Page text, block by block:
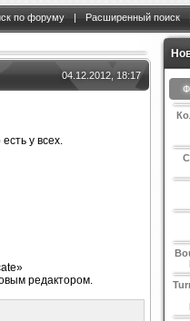
по форуму | Расширенный поиск
04.12.2012, 18:17
у всех.
редактором.